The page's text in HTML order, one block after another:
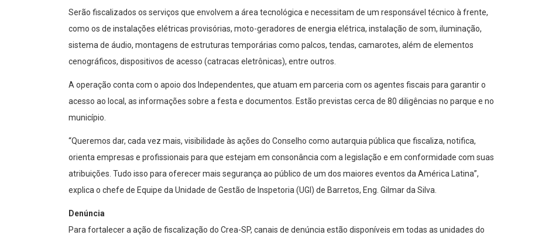
Serão fiscalizados os serviços que envolvem a área tecnológica e necessitam de um responsável técnico à frente,
como os de instalações elétricas provisórias, moto-geradores de energia elétrica, instalação de som, iluminação,
sistema de áudio, montagens de estruturas temporárias como palcos, tendas, camarotes, além de elementos
cenográficos, dispositivos de acesso (catracas eletrônicas), entre outros.
A operação conta com o apoio dos Independentes, que atuam em parceria com os agentes fiscais para garantir o
acesso ao local, as informações sobre a festa e documentos. Estão previstas cerca de 80 diligências no parque e no
município.
“Queremos dar, cada vez mais, visibilidade às ações do Conselho como autarquia pública que fiscaliza, notifica,
orienta empresas e profissionais para que estejam em consonância com a legislação e em conformidade com suas
atribuições. Tudo isso para oferecer mais segurança ao público de um dos maiores eventos da América Latina”,
explica o chefe de Equipe da Unidade de Gestão de Inspetoria (UGI) de Barretos, Eng. Gilmar da Silva.
Denúncia
Para fortalecer a ação de fiscalização do Crea-SP, canais de denúncia estão disponíveis em todas as unidades do